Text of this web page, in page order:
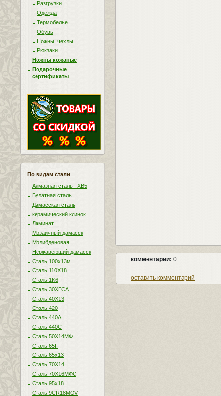
Разгрузки
Одежда
Термобелье
Обувь
Ножны, чехлы
Рюкзаки
Ножны кожаные
Подарочные
сертификаты
По видам стали
Алмазная сталь - ХВ5
Булатная сталь
Дамасская сталь
керамический клинок
Ламинат
Мозаичный дамасск
Молибденовая
Нержавеющий дамасск
Сталь 100х13м
Сталь 110Х18
Сталь 1K6
Сталь 30ХГСА
Сталь 40Х13
Сталь 420
Сталь 440A
Сталь 440С
Сталь 50Х14МФ
Сталь 65Г
Сталь 65х13
Сталь 70Х14
Сталь 70Х16МФС
Сталь 95х18
Сталь 9CR18MOV
комментарии: 0
оставить комментарий